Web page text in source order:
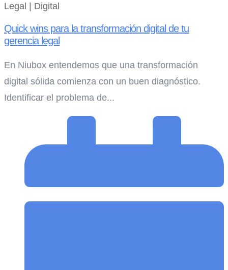
Legal | Digital
Quick wins para la transformación digital de tu
gerencia legal
En Niubox entendemos que una transformación
digital sólida comienza con un buen diagnóstico.
Identificar el problema de...